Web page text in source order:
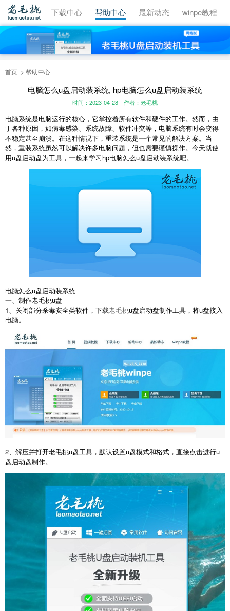
视频教程 下载中心 帮助中心 最新动态 winpe教程
首页 帮助中心
电脑怎么u盘启动装系统, hp电脑怎么u盘启动装系统
时间：2023-04-28 作者：老毛桃
电脑系统是电脑运行的核心，它掌控着所有软件和硬件的工作。然而，由
于各种原因，如病毒感染、系统故障、软件冲突等，电脑系统有时会变得
不稳定甚至崩溃。在这种情况下，重装系统是一个常见的解决方案。当
然，重装系统虽然可以解决许多电脑问题，但也需要谨慎操作。今天就使
用u盘启动盘为工具，一起来学习hp电脑怎么u盘启动装系统吧。
电脑怎么u盘启动装系统
一、制作老毛桃u盘
1、关闭部分杀毒安全类软件，下载老毛桃u盘启动盘制作工具，将u盘接入
电脑。
2、解压并打开老毛桃u盘工具，默认设置u盘模式和格式，直接点击进行u
盘启动盘制作。